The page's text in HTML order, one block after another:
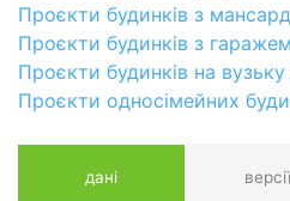
Проєкти будинків з
Проєкти будинків з
Проєкти будинків на вузьку
Проєкти односімейних
дані